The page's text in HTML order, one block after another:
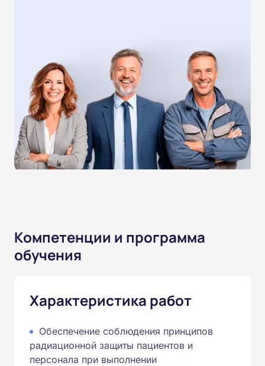
Компетенции и программа
обучения
Характеристика работ
Обеспечение соблюдения принципов
радиационной защиты пациентов и
персонала при выполнении